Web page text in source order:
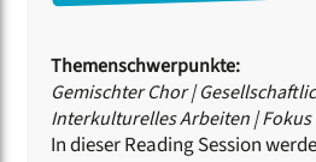
Themenschwerpunkte:
Gemischter Chor|
Interkulturelles Arbeiten|Fokus
In dieser Reading Session